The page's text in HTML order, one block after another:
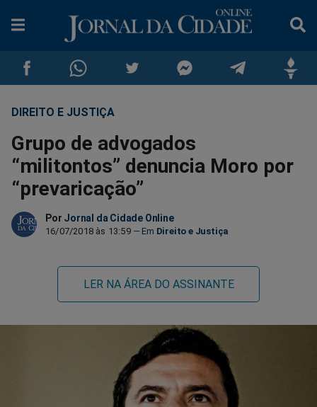
Compartilhar
no
Facebook
Compartilhar
no
Whatsapp
Compartilhar
no
Twitter
no
DIREITO E JUSTIÇA
Grupo de advogados
“militontos” denuncia Moro por
“prevaricação”
Por Jornal da Cidade Online
16/07/2018 às 13:59 Direito e Justiça
LER NA ÁREA DO ASSINANTE